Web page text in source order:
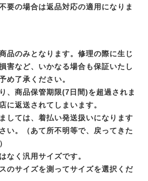
要の場合は返品対応の適用になりま
品のみとなります。修理の際に生じ
害など、いかなる場合も保証いたし
め了承ください。
、商品保管期限(7日間)を超過されま
に返送されてしまいます。
しては、着払い発送扱いになります
い。（あて所不明等で、戻ってきた
なく汎用サイズです。
のサイズを測ってサイズを選択くだ